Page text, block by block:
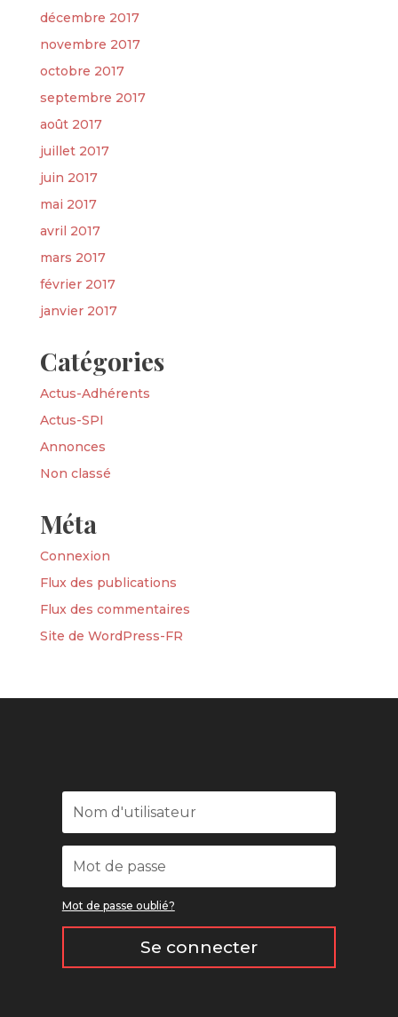
décembre 2017
novembre 2017
octobre 2017
septembre 2017
août 2017
juillet 2017
juin 2017
mai 2017
avril 2017
mars 2017
février 2017
janvier 2017
Catégories
Actus-Adhérents
Actus-SPI
Annonces
Non classé
Méta
Connexion
Flux des publications
Flux des commentaires
Site de WordPress-FR
Mot de passe oublié?
Se connecter